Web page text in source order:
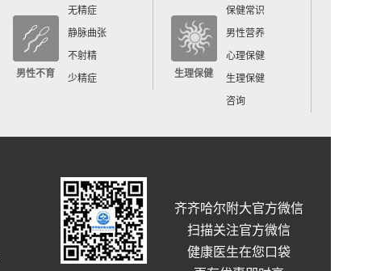
男性不育
无精症
静脉曲张
不射精
少精症
生理保健
保健常识
男性营养
心理保健
生理保健
咨询
齐齐哈尔附大官方微信
扫描关注官方微信
健康医生在您口袋